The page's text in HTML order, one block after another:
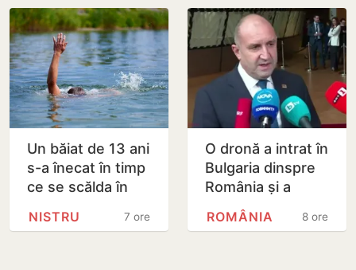
Un băiat de 13 ani
s-a înecat în timp
ce se scălda în
neautorizată din7 ore
NISTRU
O dronă a intrat în
Bulgaria dinspre
România și a
explodat în
apropierea unui8 ore
ROMÂNIA